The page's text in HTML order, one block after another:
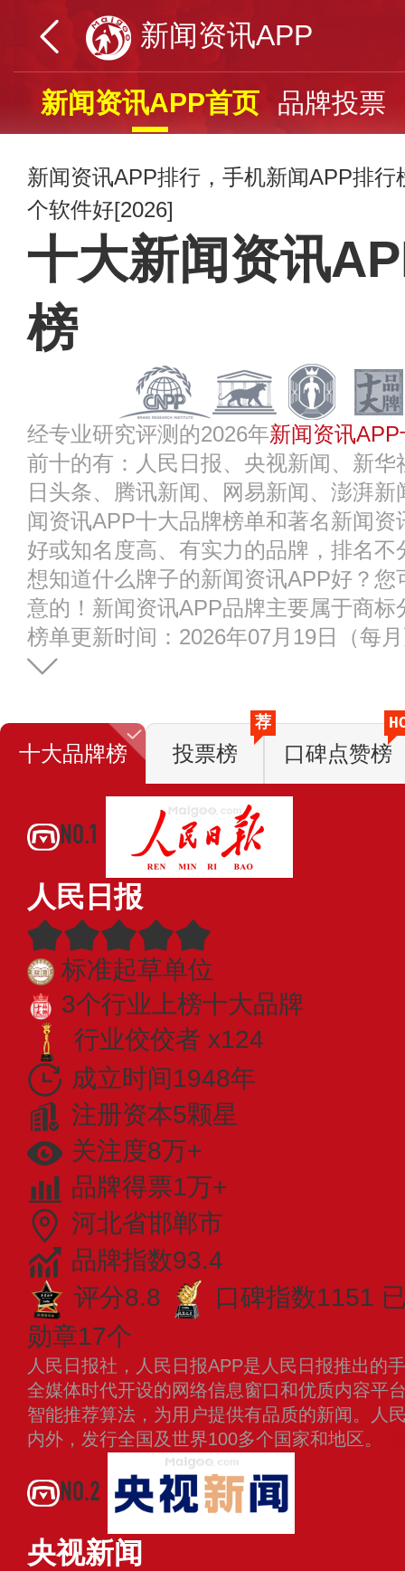
新闻资讯APP
新闻资讯APP首页 品牌投票
新闻资讯APP排行，手机新闻APP排
个软件好[2026]
十大新闻资讯
榜
经专业研究评测的2026年新闻资讯
前十的有：人民日报、央视新闻、新
日头条、腾讯新闻、网易新闻、澎湃
闻资讯APP十大品牌榜单和著名新闻
好或知名度高、有实力的品牌，排名
想知道什么牌子的新闻资讯APP好？
意的！新闻资讯APP品牌主要属于商标
榜单更新时间：2026年07月19日（每
十大品牌榜 投票榜
荐
口碑点赞榜
NO.1
人民日报
标准起草单位
3个行业上榜十大品牌
行业佼佼者 x124
成立时间1948年
注册资本5颗星
关注度8万+
品牌得票1万+
河北省邯郸市
品牌指数93.4
评分8.8
口碑指数1151
勋章17个
人民日报社，人民日报APP是人民日报推出的
全媒体时代开设的网络信息窗口和优质内容平
智能推荐算法，为用户提供有品质的新闻。人
内外，发行全国及世界100多个国家和地区。
NO.2
央视新闻